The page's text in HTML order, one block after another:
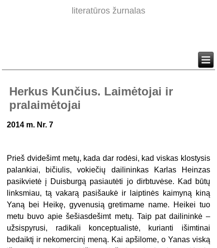
literatūros žurnalas
Herkus Kunčius. Laimėtojai ir
pralaimėtojai
2014 m. Nr. 7
Prieš dvidešimt metų, kada dar rodėsi, kad viskas klostysis
palankiai, bičiulis, vokiečių dailininkas Karlas Heinzas
pasikvietė į Duisburgą pasiautėti jo dirbtuvėse. Kad būtų
linksmiau, tą vakarą pasišaukė ir laiptinės kaimyną kiną
Yaną bei Heikę, gyvenusią gretimame name. Heikei tuo
metu buvo apie šešiasdešimt metų. Taip pat dailininkė –
užsispyrusi, radikali konceptualistė, kurianti išimtinai
bedaiktį ir nekomercinį meną. Kai apšilome, o Yanas viską